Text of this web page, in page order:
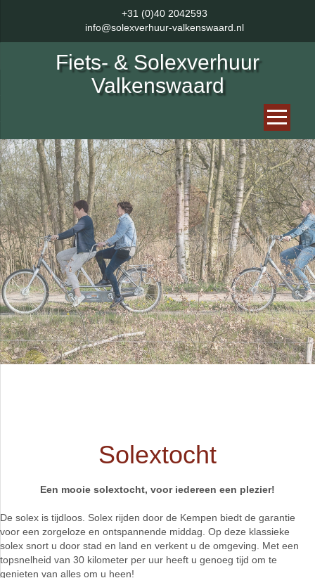
+31 (0)40 2042593
info@solexverhuur-valkenswaard.nl
Fiets- & Solexverhuur
Valkenswaard
Solextocht
Een mooie solextocht, voor iedereen een plezier!
De solex is tijdloos. Solex rijden door de Kempen biedt de garantie
voor een zorgeloze en ontspannende middag. Op deze klassieke
solex snort u door stad en land en verkent u de omgeving. Met een
topsnelheid van 30 kilometer per uur heeft u genoeg tijd om te
genieten van alles om u heen!